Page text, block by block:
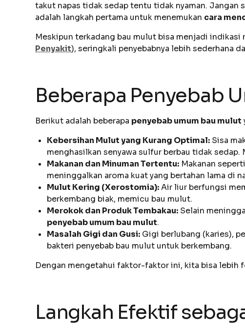
takut napas tidak sedap tentu tidak nyaman. Jangan
adalah langkah pertama untuk menemukan cara
Meskipun terkadang bau mulut bisa menjadi
Penyakit), seringkali penyebabnya lebih sederhana
Beberapa Penyebab
Berikut adalah beberapa penyebab umum bau mulut
Kebersihan Mulut yang Kurang Optimal: Sisa
menghasilkan senyawa sulfur berbau tidak
Makanan dan Minuman Tertentu: Makanan
meninggalkan aroma kuat yang bertahan lama di
Mulut Kering (Xerostomia):Air liur berfungsi
berkembang biak, memicu bau mulut.
Merokok dan Produk Tembakau: Selain
penyebab umum bau mulut.
Masalah Gigi dan Gusi: Gigi berlubang (karies),
bakteri penyebab bau mulut untuk berkembang.
Dengan mengetahui faktor-faktor ini, kita bisa lebih
Langkah Efektif